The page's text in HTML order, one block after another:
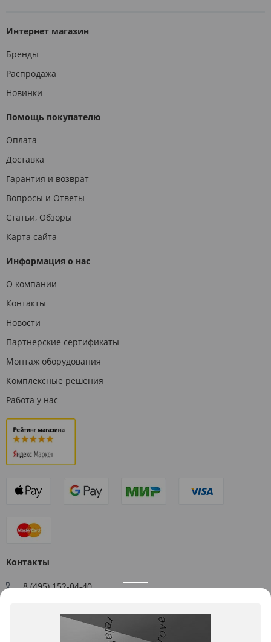
Интернет магазин
Бренды
Распродажа
Новинки
Помощь покупателю
Оплата
Доставка
Гарантия и возврат
Вопросы и Ответы
Статьи, Обзоры
Карта сайта
Информация о нас
О компании
Контакты
Новости
Партнерские сертификаты
Монтаж оборудования
Комплексные решения
Работа у нас
Контакты
8 (495) 152-04-40
109544, г. Москва, ул. Большая Андроньевская, д. 17